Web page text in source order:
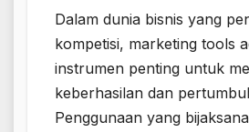
Dalam dunia bisnis yang
kompetisi, marketing tools
instrumen penting untuk
keberhasilan dan
Penggunaan yang